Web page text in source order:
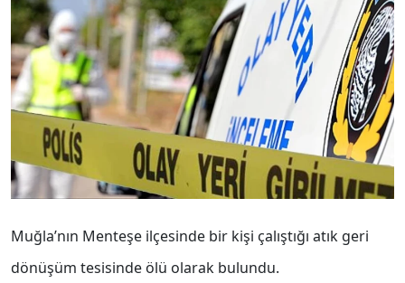
Muğla’nın Menteşe ilçesinde bir kişi çalıştığı atık geri
dönüşüm tesisinde ölü olarak bulundu.